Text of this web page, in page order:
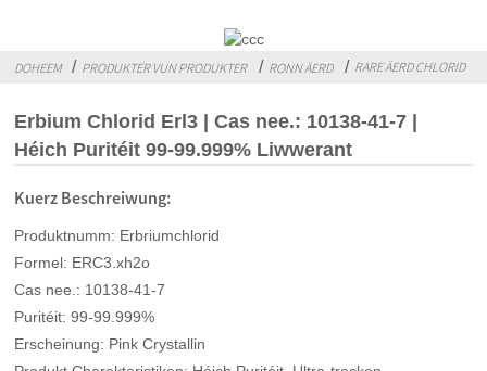
DOHEEM PRODUKTER VUN PRODUKTER RONN ÄERD RARE ÄERD CHLORID
Erbium Chlorid Erl3 | Cas nee.: 10138-41-7 |
Héich Puritéit 99-99.999% Liwwerant
Kuerz Beschreiwung:
Produktnumm: Erbriumchlorid
Formel: ERC3.xh2o
Cas nee.: 10138-41-7
Puritéit: 99-99.999%
Erscheinung: Pink Crystallin